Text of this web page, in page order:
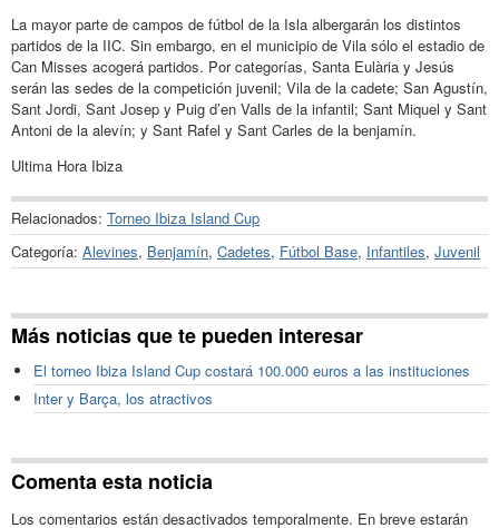
La mayor parte de campos de fútbol de la Isla albergarán los distintos
partidos de la IIC. Sin embargo, en el municipio de Vila sólo el estadio de
Can Misses acogerá partidos. Por categorías, Santa Eulària y Jesús
serán las sedes de la competición juvenil; Vila de la cadete; San Agustín,
Sant Jordi, Sant Josep y Puig d’en Valls de la infantil; Sant Miquel y Sant
Antoni de la alevín; y Sant Rafel y Sant Carles de la benjamín.
Ultima Hora Ibiza
Relacionados: Torneo Ibiza Island Cup
Categoría: Alevines, Benjamín, Cadetes, Fútbol Base, Infantiles, Juvenil
Más noticias que te pueden interesar
El torneo Ibiza Island Cup costará 100.000 euros a las instituciones
Inter y Barça, los atractivos
Comenta esta noticia
Los comentarios están desactivados temporalmente. En breve estarán